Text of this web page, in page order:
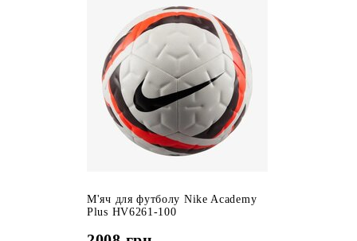
М'яч для футболу Nike Academy
Plus HV6261-100